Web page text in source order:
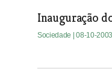
Inauguração
Sociedade | 08-10-2003